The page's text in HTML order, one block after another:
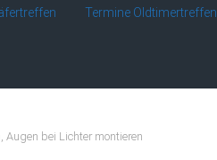
Termine Oldtimertreffen
Augen bei Lichter montieren